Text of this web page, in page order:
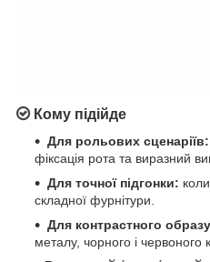
Кому підійде
Для рольових сценаріїв:
фіксація рота та виразний
Для точної підгонки:
складної фурнітури.
Для контрастного
металу, чорного і червоного